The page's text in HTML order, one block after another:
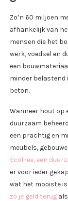
Zo’n 60 miljoen
afhankelijk van
mensen die het
werk, voedsel en
een
minder belastend
beton.
Wanneer hout op
duurzaam
een prachtig en
meubels,
EcoTree, een
er voor ieder
wat het mooiste is:
zo je geld terug